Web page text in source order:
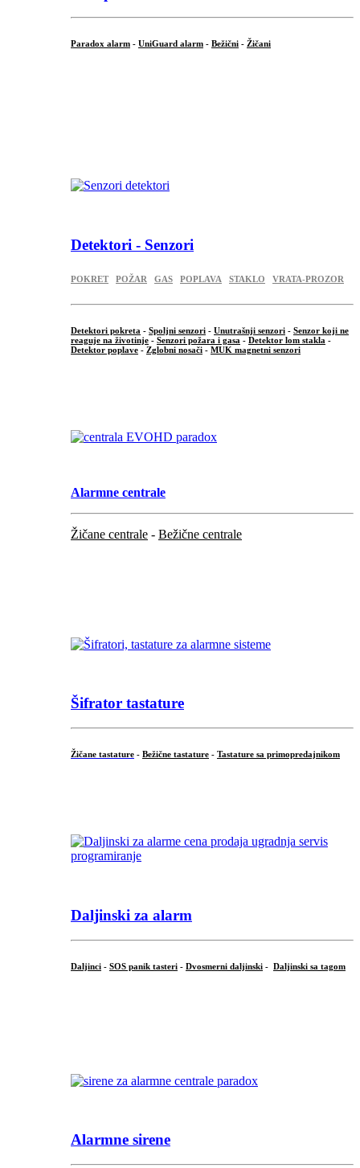
Paradox alarm - UniGuard alarm - Bežični - Žičani
Detektori - Senzori
POKRET POŽAR GAS POPLAVA STAKLO VRATA-PROZOR
Detektori pokreta - Spoljni senzori - Unutrašnji senzori - Senzor koji ne
reaguje na životinje - Senzori požara i gasa - Detektor lom stakla -
Detektor poplave - Zglobni nosači - MUK magnetni senzori
Alarmne centrale
Žičane centrale - Bežične centrale
Šifrator tastature
Žičane tastature - Bežične tastature - Tastature sa primopredajnikom
Daljinski za alarm
Daljinci - SOS panik tasteri - Dvosmerni daljinski - Daljinski sa tagom
Alarmne sirene